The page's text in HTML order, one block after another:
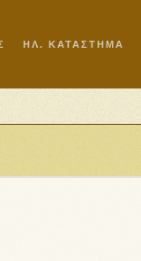
ΗΛ. ΚΑΤΑΣΤΗΜΑ